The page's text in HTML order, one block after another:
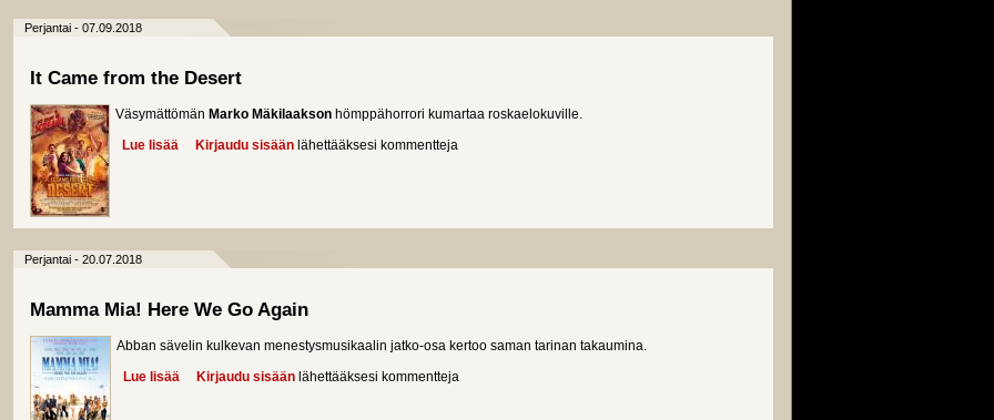
Perjantai - 07.09.2018
It Came from the Desert
Väsymättömän Marko Mäkilaakson hömppähorrori kumartaa roskaelokuville.
Lue lisää about It Came from the Desert
Kirjaudu sisään lähettääksesi kommentteja
Perjantai - 20.07.2018
Mamma Mia! Here We Go Again
Abban sävelin kulkevan menestysmusikaalin jatko-osa kertoo saman tarinan takaumina.
Lue lisää about Mamma Mia! Here We Go Again
Kirjaudu sisään lähettääksesi kommentteja